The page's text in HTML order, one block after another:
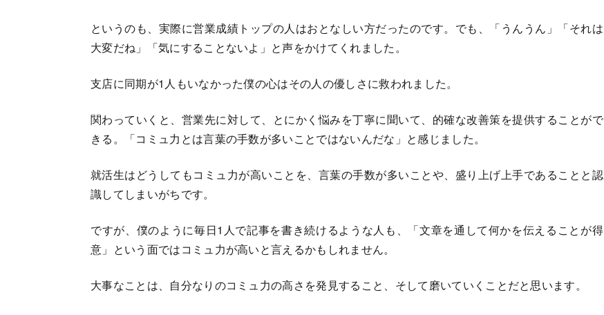
というのも、実際に営業成績トップの人はおとなしい方だったのです。でも、「うんうん」「それは
大変だね」「気にすることないよ」と声をかけてくれました。
支店に同期が1人もいなかった僕の心はその人の優しさに救われました。
関わっていくと、営業先に対して、とにかく悩みを丁寧に聞いて、的確な改善策を提供することがで
きる。「コミュ力とは言葉の手数が多いことではないんだな」と感じました。
就活生はどうしてもコミュ力が高いことを、言葉の手数が多いことや、盛り上げ上手であることと認
識してしまいがちです。
ですが、僕のように毎日1人で記事を書き続けるような人も、「文章を通して何かを伝えることが得
意」という面ではコミュ力が高いと言えるかもしれません。
大事なことは、自分なりのコミュ力の高さを発見すること、そして磨いていくことだと思います。